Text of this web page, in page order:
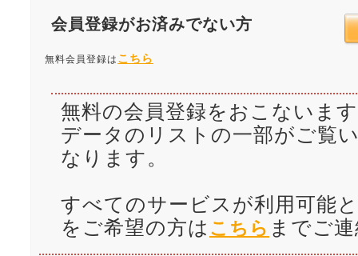
会員登録がお済みでない方
無料会員登録は こちら
無料の会員登録をおこないま
データのリストの一部がご覧
なります。
すべてのサービスが利用可能
をご希望の方は こちら までご